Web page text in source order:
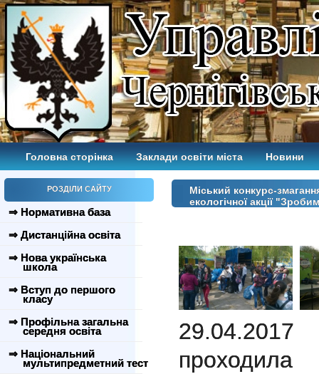
Головна сторінка Заклади освіти міста Новини
РОЗДІЛИ САЙТУ
⇒ Нормативна база
⇒ Дистанційна освіта
⇒ Нова українська
школа
⇒ Вступ до першого
класу
⇒ Профільна загальна
середня освіта
⇒ Національний
мультипредметний тест
Міський конкурс-
екологічної акції
проходила